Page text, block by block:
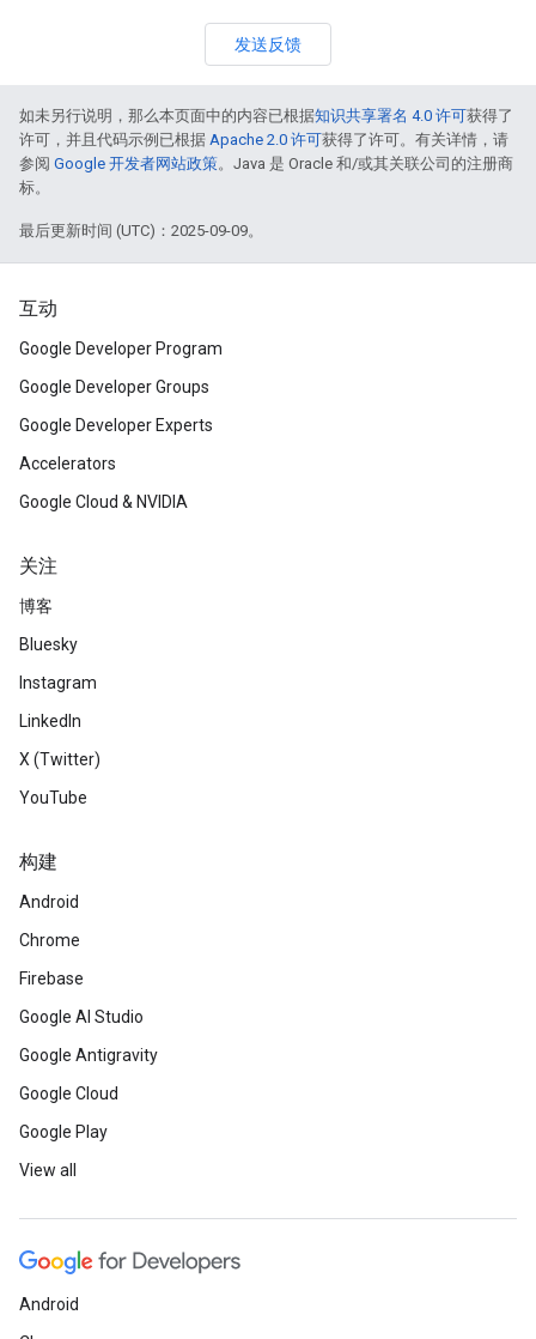
发送反馈
如未另行说明，那么本页面中的内容已根据知识共享署名 4.0 许可获得了
许可，并且代码示例已根据 Apache 2.0 许可获得了许可。有关详情，请
参阅 Google 开发者网站政策。Java 是 Oracle 和/或其关联公司的注册商
标。
最后更新时间 (UTC)：2025-09-09。
互动
Google Developer Program
Google Developer Groups
Google Developer Experts
Accelerators
Google Cloud & NVIDIA
关注
博客
Bluesky
Instagram
LinkedIn
X (Twitter)
YouTube
构建
Android
Chrome
Firebase
Google AI Studio
Google Antigravity
Google Cloud
Google Play
View all
Android